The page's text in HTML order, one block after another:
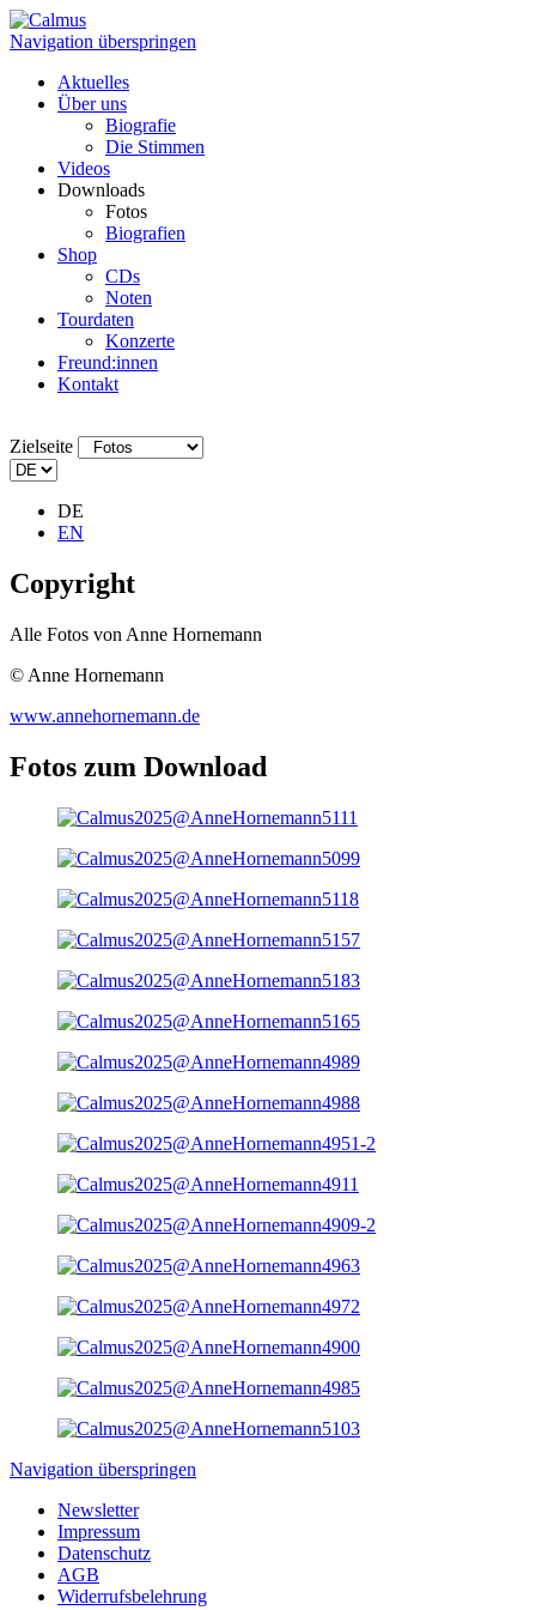
Navigation überspringen
Aktuelles
Über uns
Biografie
Die Stimmen
Videos
Downloads
Fotos
Biografien
Shop
CDs
Noten
Tourdaten
Konzerte
Freund:innen
Kontakt
Zielseite
DE
EN
Copyright
Alle Fotos von Anne Hornemann
© Anne Hornemann
www.annehornemann.de
Fotos zum Download
Navigation überspringen
Newsletter
Impressum
Datenschutz
AGB
Widerrufsbelehrung